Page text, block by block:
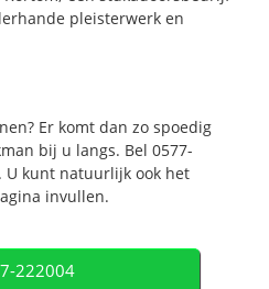
pleisterwerk en
Er komt dan zo spoedig
bij u langs. Bel 0577-
. U kunt natuurlijk ook het
invullen.
222004